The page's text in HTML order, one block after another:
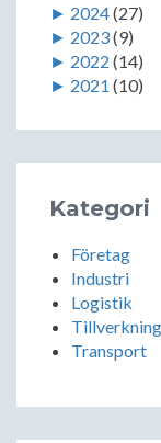
► 2024(27)
► 2023(9)
► 2022 (14)
► 2021 (10)
Kategori
Företag
Industri
Logistik
Tillverkning
Transport